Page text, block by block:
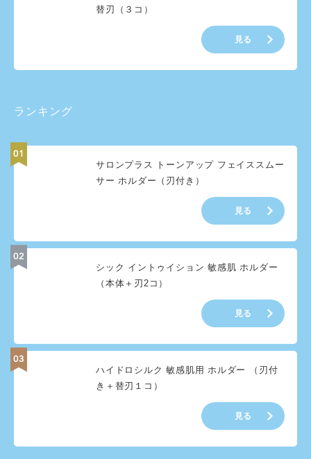
替刃（３コ）
見る
ランキング
サロンプラス トーンアップ フェイススムー
サー ホルダー（刃付き）
見る
シック イントゥイション 敏感肌 ホルダー
（本体＋刃2コ）
見る
ハイドロシルク 敏感肌用 ホルダー （刃付
き＋替刃１コ）
見る